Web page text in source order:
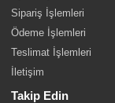
Sipariş İşlemleri
Ödeme İşlemleri
Teslimat İşlemleri
İletişim
Takip Edin